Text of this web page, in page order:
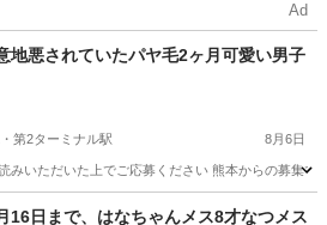
Ad
地悪されていたパヤ毛2ヶ月可愛い男子
第2ターミナル駅 8月6日
いただいた上でご応募ください 熊本からの募集
1・第2ターミナル駅
16日まで、はなちゃんメス8才なつメス